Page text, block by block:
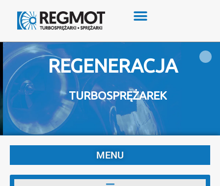
REGENERACJA
TURBOSPRĘŻAREK
MENU